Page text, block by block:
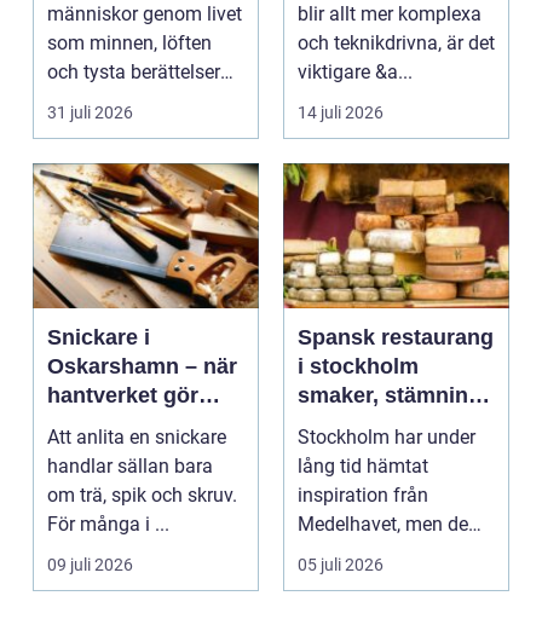
människor genom livet
som minnen, löften
och tysta berättelser
nära huden....
31 juli 2026
blir allt mer komplexa
och teknikdrivna, är det
viktigare &a...
14 juli 2026
Snickare i
Oskarshamn – när
hantverket gör
skillnad i vardagen
Att anlita en snickare
handlar sällan bara
om trä, spik och skruv.
För många i ...
09 juli 2026
Spansk restaurang
i stockholm
smaker, stämning
och smarta val
Stockholm har under
lång tid hämtat
inspiration från
Medelhavet, men de
senaste åren har
spanska res...
05 juli 2026